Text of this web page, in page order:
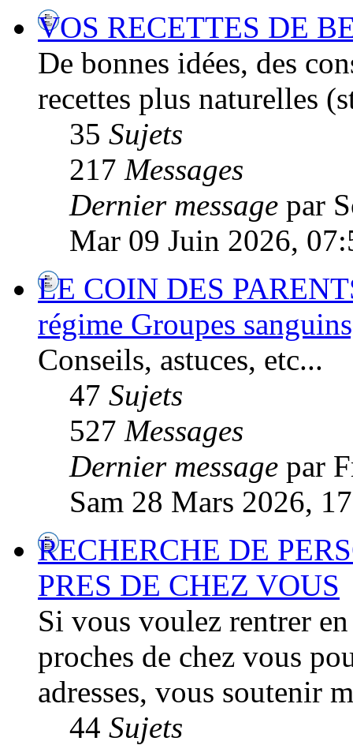
VOS RECETTES DE
De bonnes idées, des
recettes plus naturelles
35 Sujets
217 Messages
Dernier message par
Mar 09 Juin 2026,
LE COIN DES
régime Groupes
Conseils, astuces, etc...
47 Sujets
527 Messages
Dernier message par
Sam 28 Mars 2026,
RECHERCHE DE
PRES DE CHEZ VOUS
Si vous voulez rentrer
proches de chez vous
adresses, vous soutenir
44 Sujets